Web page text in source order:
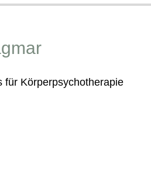
für Körperpsychotherapie